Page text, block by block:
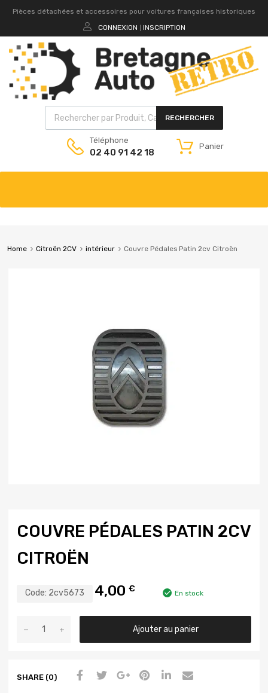
Pièces détachées et accessoires pour voitures françaises historiques
CONNEXION
INSCRIPTION
RECHERCHER
Téléphone
02 40 91 42 18
Panier
Home Citroën 2CV intérieur Couvre Pédales Patin 2cv Citroën
COUVRE PÉDALES PATIN 2CV
CITROËN
Code: 2cv5673 4,00 € En stock
Ajouter au panier
SHARE (0)